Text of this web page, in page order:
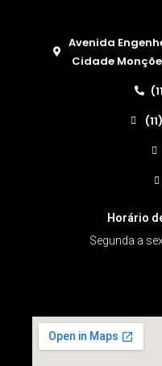
Avenida
Cidade
Horário
Segunda a